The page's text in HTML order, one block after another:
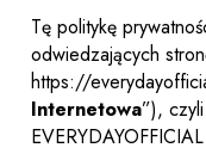
Tę politykę
odwiedzających
https://
Internetowa”),